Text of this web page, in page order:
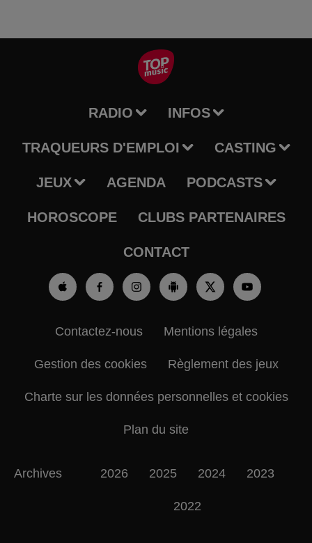
RADIO INFOS
TRAQUEURS D'EMPLOI CASTING
JEUX AGENDA PODCASTS
HOROSCOPE CLUBS PARTENAIRES
CONTACT
Contactez-nous Mentions légales
Gestion des cookies Règlement des jeux
Charte sur les données personnelles et cookies
Plan du site
Archives 2026 2025 2024 2023
2022